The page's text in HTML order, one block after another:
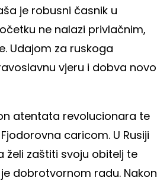
je robusni časnik u
ne nalazi privlačnim,
Udajom za ruskoga
vjeru i dobva novo
atentata revolucionara te
caricom. U Rusiji
želi zaštiti svoju obitelj te
dobrotvornom radu. Nakon